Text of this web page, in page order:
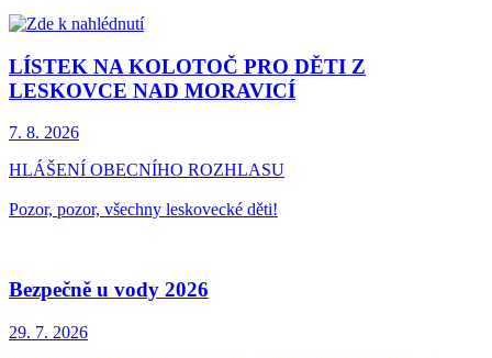
LÍSTEK NA KOLOTOČ PRO DĚTI Z
LESKOVCE NAD MORAVICÍ
7. 8. 2026
HLÁŠENÍ OBECNÍHO ROZHLASU
Pozor, pozor, všechny leskovecké děti!
Bezpečně u vody 2026
29. 7. 2026